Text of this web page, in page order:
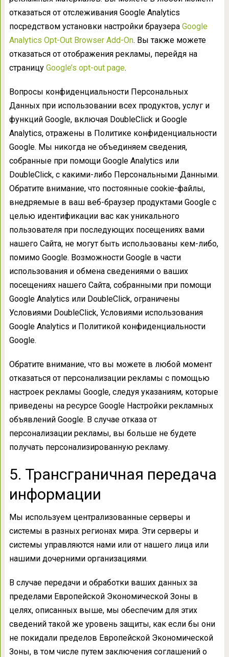
отказаться от отслеживания Google Analytics
посредством установки настройки браузера Google
Analytics Opt-Out Browser Add-On. Вы также можете
отказаться от отображения рекламы, перейдя на
страницу Google’s opt-out page.
Вопросы конфиденциальности Персональных
Данных при использовании всех продуктов, услуг и
функций Google, включая DoubleClick и Google
Analytics, отражены в Политике конфиденциальности
Google. Мы никогда не объединяем сведения,
собранные при помощи Google Analytics или
DoubleClick, с какими-либо Персональными Данными.
Обратите внимание, что постоянные cookie-файлы,
внедряемые в ваш веб-браузер продуктами Google с
целью идентификации вас как уникального
пользователя при последующих посещениях вами
нашего Сайта, не могут быть использованы кем-либо,
помимо Google. Возможности Google в части
использования и обмена сведениями о ваших
посещениях нашего Сайта, собранными при помощи
Google Analytics или DoubleClick, ограничены
Условиями DoubleClick, Условиями использования
Google Analytics и Политикой конфиденциальности
Google.
Обратите внимание, что вы можете в любой момент
отказаться от персонализации рекламы с помощью
настроек рекламы Google, следуя указаниям, которые
приведены на ресурсе Google Настройки рекламных
объявлений Google. В случае отказа от
персонализации рекламы, вы больше не будете
получать персонализированную рекламу.
5. Трансграничная передача
информации
Мы используем централизованные серверы и
системы в разных регионах мира. Эти серверы и
системы управляются нами или от нашего лица или
нашими дочерними организациями.
В случае передачи и обработки ваших данных за
пределами Европейской Экономической Зоны в
целях, описанных выше, мы обеспечим для этих
сведений такой же уровень защиты, как если бы они
не покидали пределов Европейской Экономической
Зоны, в том числе путем заключения соглашений о